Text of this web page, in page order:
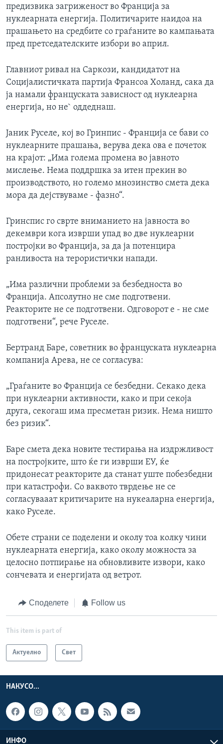
предизвика загриженост во Франција за
нуклеарната енергија. Политичарите наидоа на
прашањето на средбите со граѓаните во кампањата
пред претседателските избори во април.
Главниот ривал на Саркози, кандидатот на
Социјалистичката партија Франсоа Холанд, сака да
ја намали француската зависност од нуклеарна
енергија, но не` оддеднаш.
Јаник Руселе, кој во Гринпис - Франција се бави со
нуклеарните прашања, верува дека ова е почеток
на крајот: „Има голема промена во јавното
мислење. Нема поддршка за итен прекин во
производството, но големо мнозинство смета дека
мора да дејствуваме - фазно“.
Гринспис го сврте вниманието на јавноста во
декември кога изврши упад во две нуклеарни
постројки во Франција, за да ја потенцира
ранливоста на терористички напади.
„Има различни проблеми за безбедноста во
Франција. Апсолутно не сме подготвени.
Реакторите не се подготвени. Одговорот е - не сме
подготвени“, рече Руселе.
Бертранд Баре, советник во француската нуклеарна
компанија Арева, не се согласува:
„Граѓаните во Франција се безбедни. Секако дека
при нуклеарни активности, како и при секоја
друга, секогаш има пресметан ризик. Нема ништо
без ризик“.
Баре смета дека новите тестирања на издржливост
на постројките, што ќе ги изврши ЕУ, ќе
придонесат реакторите да станат уште побезбедни
при катастрофи. Со ваквото тврдење не се
согласувааат критичарите на нукеаларна енергија,
како Руселе.
Обете страни се поделени и околу тоа колку чини
нуклеарната енергија, како околу можноста за
целосно потпирање на обновливите извори, како
сончевата и енергијата од ветрот.
Споделете Follow us
This item is part of
Актуелно Свет
НАКУСО...
ИНФО